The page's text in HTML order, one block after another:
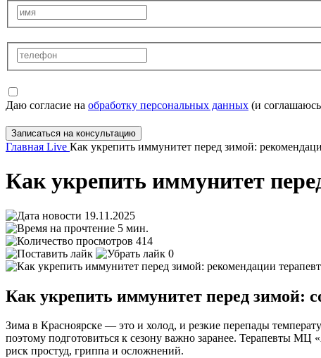
Даю согласие на обработку персональных данных (и
Записаться на консультацию
Главная Live Как укрепить иммунитет перед зимой:
Как укрепить иммунитет
19.11.2025
5 мин.
414
0
Как укрепить иммунитет перед зимой:
Зима в Красноярске — это и холод, и резкие перепады
поэтому подготовиться к сезону важно заранее. Терапевты
риск простуд, гриппа и осложнений.